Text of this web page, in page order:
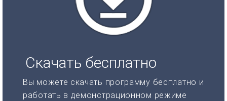
Скачать бесплатно
Вы можете скачать программу бесплатно и
работать в демонстрационном режиме